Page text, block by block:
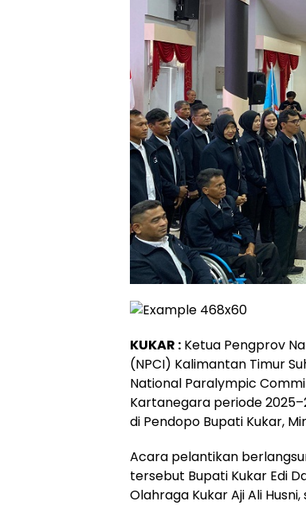
KUKAR : Ketua Pengprov
(NPCI) Kalimantan Timur
National Paralympic
Kartanegara periode
di Pendopo Bupati Kukar,
Acara pelantikan
tersebut Bupati Kukar Edi
Olahraga Kukar Aji Ali